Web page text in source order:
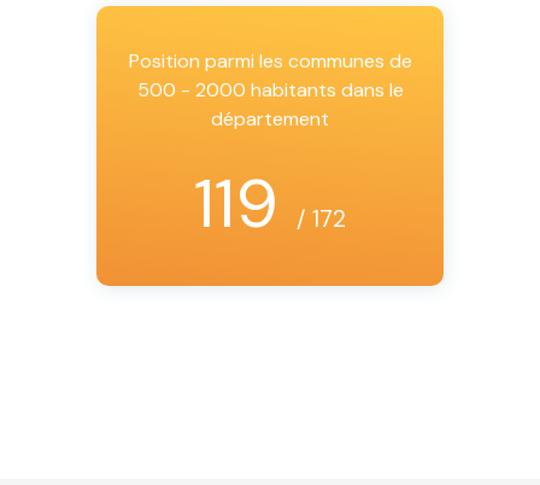
Position parmi les communes de
500 - 2000 habitants dans le
département
119 / 172